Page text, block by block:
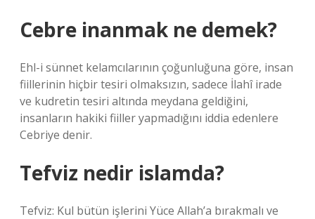
Cebre inanmak ne demek?
Ehl-i sünnet kelamcılarının çoğunluğuna göre, insan
fiillerinin hiçbir tesiri olmaksızın, sadece İlahî irade
ve kudretin tesiri altında meydana geldiğini,
insanların hakiki fiiller yapmadığını iddia edenlere
Cebriye denir.
Tefviz nedir islamda?
Tefviz: Kul bütün işlerini Yüce Allah’a bırakmalı ve